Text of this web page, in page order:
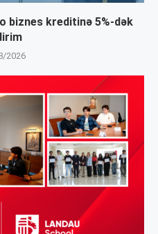
biznes kreditinə 5%-dək
2026